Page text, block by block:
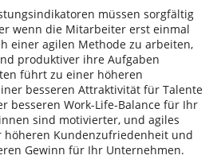
müssen sorgfältig
wenn die Mitarbeiter erst einmal
einer agilen Methode zu arbeiten,
produktiver ihre Aufgaben
führt zu einer höheren
besseren Attraktivität für Talente
besseren Work-Life-Balance für Ihr
sind motivierter, und agiles
Kundenzufriedenheit und
Gewinn für Ihr Unternehmen.